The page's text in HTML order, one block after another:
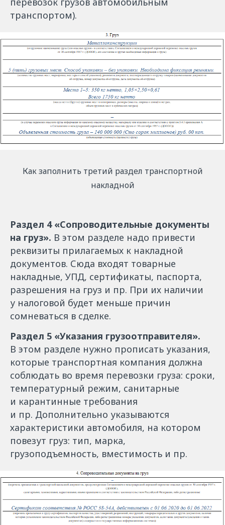
транспортом).
Как заполнить третий раздел транспортной
накладной
Раздел 4 «Сопроводительные документы
на груз». В этом разделе надо привести
реквизиты прилагаемых к накладной
документов. Сюда входят товарные
накладные, УПД, сертификаты, паспорта,
разрешения на груз и пр. При их наличии
у налоговой будет меньше причин
сомневаться в сделке.
Раздел 5 «Указания грузоотправителя».
В этом разделе нужно прописать указания,
которые транспортная компания должна
соблюдать во время перевозки груза: сроки,
температурный режим, санитарные
и карантинные требования
и пр. Дополнительно указываются
характеристики автомобиля, на котором
повезут груз: тип, марка,
грузоподъемность, вместимость и пр.